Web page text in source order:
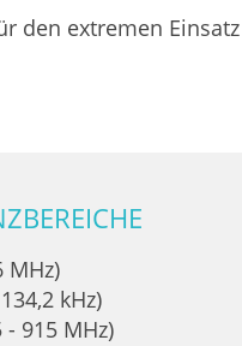
den extremen
MHz)
kHz)
- 915 MHz)